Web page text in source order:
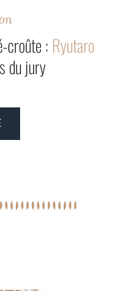
croûte :Ryutaro
du jury